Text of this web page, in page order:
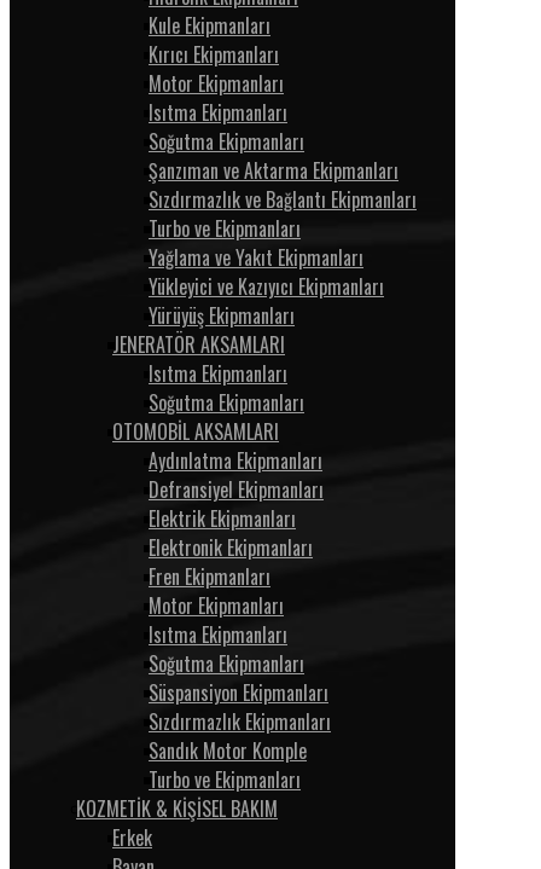
Kule Ekipmanları
Kırıcı Ekipmanları
Motor Ekipmanları
Isıtma Ekipmanları
Soğutma Ekipmanları
Şanzıman ve Aktarma Ekipmanları
Sızdırmazlık ve Bağlantı Ekipmanları
Turbo ve Ekipmanları
Yağlama ve Yakıt Ekipmanları
Yükleyici ve Kazıyıcı Ekipmanları
Yürüyüş Ekipmanları
JENERATÖR AKSAMLARI
Isıtma Ekipmanları
Soğutma Ekipmanları
OTOMOBİL AKSAMLARI
Aydınlatma Ekipmanları
Defransiyel Ekipmanları
Elektrik Ekipmanları
Elektronik Ekipmanları
Fren Ekipmanları
Motor Ekipmanları
Isıtma Ekipmanları
Soğutma Ekipmanları
Süspansiyon Ekipmanları
Sızdırmazlık Ekipmanları
Sandık Motor Komple
Turbo ve Ekipmanları
KOZMETİK & KİŞİSEL BAKIM
Erkek